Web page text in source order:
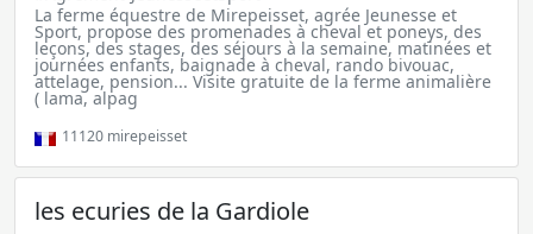
La ferme équestre de Mirepeisset, agrée Jeunesse et
Sport, propose des promenades à cheval et poneys, des
leçons, des stages, des séjours à la semaine, matinées et
journées enfants, baignade à cheval, rando bivouac,
attelage, pension... Visite gratuite de la ferme animalière
( lama, alpag
11120 mirepeisset
les ecuries de la Gardiole